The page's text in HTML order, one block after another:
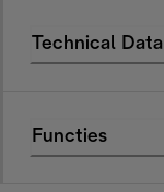
Technical Data
Functies